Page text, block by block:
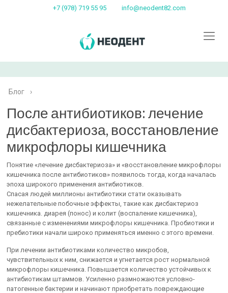
+7 (978) 719 55 95 info@neodent82.com
Блог ›
После антибиотиков: лечение
дисбактериоза, восстановление
микрофлоры кишечника
Понятие «лечение дисбактериоза» и «восстановление микрофлоры
кишечника после антибиотиков» появилось тогда, когда началась
эпоха широкого применения антибиотиков.
Спасая людей миллионы антибиотики стати оказывать
нежелательные побочные эффекты, такие как дисбактериоз
кишечника. диарея (понос) и колит (воспаление кишечника),
связанные с изменениями микрофлоры кишечника. Пробиотики и
пребиотики начали широко применяться именно с этого времени.
При лечении антибиотиками количество микробов,
чувствительных к ним, снижается и угнетается рост нормальной
микрофлоры кишечника. Повышается количество устойчивых к
антибиотикам штаммов. Усиленно размножаются условно-
патогенные бактерии и начинают приобретать повреждающие